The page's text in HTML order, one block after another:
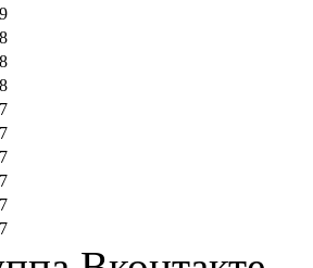
9
8
8
8
7
7
7
7
7
7